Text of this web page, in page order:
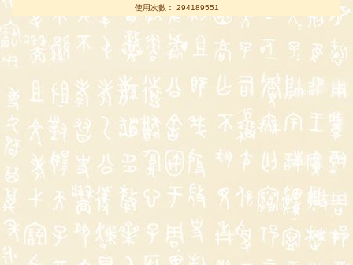
使用次數： 294189551